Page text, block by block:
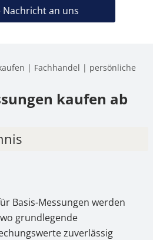
Nachricht an uns
| Fachhandel | persönliche
kaufen ab
mit einem
digitaler Refraktometer für
Basis-Messungen werden
grundlegende
zuverlässig